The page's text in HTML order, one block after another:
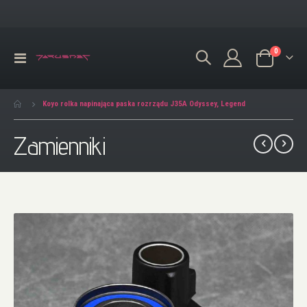
Przełącznik
Koszyk
0produkty/
Koyo rolka napinająca paska rozrządu J35A Odyssey, Legend
Zamienniki